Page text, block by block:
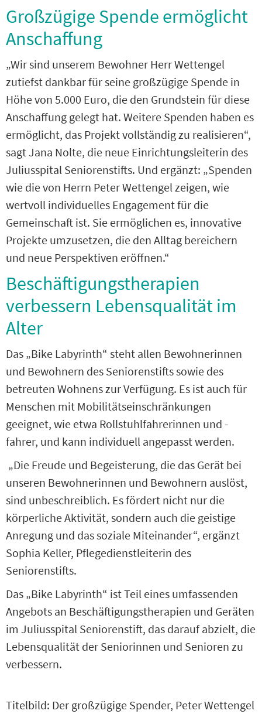
Großzügige Spende ermöglicht
Anschaffung
„Wir sind unserem Bewohner Herr Wettengel
zutiefst dankbar für seine großzügige Spende in
Höhe von 5.000 Euro, die den Grundstein für diese
Anschaffung gelegt hat. Weitere Spenden haben es
ermöglicht, das Projekt vollständig zu realisieren“,
sagt Jana Nolte, die neue Einrichtungsleiterin des
Juliusspital Seniorenstifts. Und ergänzt: „Spenden
wie die von Herrn Peter Wettengel zeigen, wie
wertvoll individuelles Engagement für die
Gemeinschaft ist. Sie ermöglichen es, innovative
Projekte umzusetzen, die den Alltag bereichern
und neue Perspektiven eröffnen.“
Beschäftigungstherapien
verbessern Lebensqualität im
Alter
Das „Bike Labyrinth“ steht allen Bewohnerinnen
und Bewohnern des Seniorenstifts sowie des
betreuten Wohnens zur Verfügung. Es ist auch für
Menschen mit Mobilitätseinschränkungen
geeignet, wie etwa Rollstuhlfahrerinnen und -
fahrer, und kann individuell angepasst werden.
„Die Freude und Begeisterung, die das Gerät bei
unseren Bewohnerinnen und Bewohnern auslöst,
sind unbeschreiblich. Es fördert nicht nur die
körperliche Aktivität, sondern auch die geistige
Anregung und das soziale Miteinander“, ergänzt
Sophia Keller, Pflegedienstleiterin des
Seniorenstifts.
Das „Bike Labyrinth“ ist Teil eines umfassenden
Angebots an Beschäftigungstherapien und Geräten
im Juliusspital Seniorenstift, das darauf abzielt, die
Lebensqualität der Seniorinnen und Senioren zu
verbessern.
Titelbild: Der großzügige Spender, Peter Wettengel